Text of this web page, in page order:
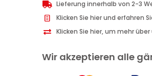
Glasreiniger
Auto
750
Menge
Lieferung innerhalb von 2-3
Klicken Sie hier und erfahren
Klicken Sie hier, um mehr
Wir akzeptieren alle